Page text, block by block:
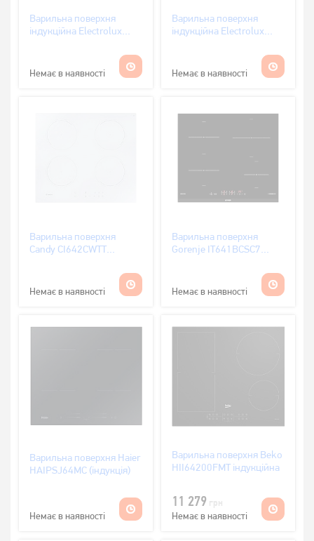
Варильна поверхня
індукційна Electrolux
Немає в наявності
Варильна поверхня
індукційна Electrolux
Немає в наявності
Варильна поверхня
Candy CI642CWTT
Немає в наявності
Варильна поверхня
Gorenje IT641BCSC7
Немає в наявності
Варильна поверхня Haier
HAIPSJ64MC (індукція)
Немає в наявності
Варильна поверхня Beko
HII64200FMT індукційна
11 279
Немає в наявності